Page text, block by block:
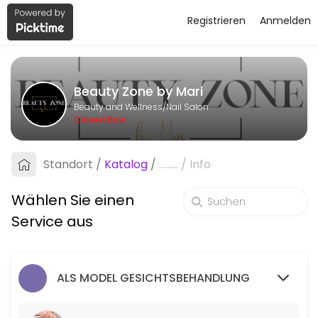
About Beauty Zone by Mari
Beauty Zone by Mari is a professional Nail Salon offering
Services Offered
VOLLBEHANDLUNG Natur\Farbe
120 min · EUR79.0
60 min · EUR55.0
90 min · EUR59.0
VOLLBEHANDLUNG French\Verlauf
Anmelden
Registrieren
Beauty Zone by Mari
Beauty and Wellness/Nail Salon
Closed Now
Standort / Katalog / ......... / Info
Wählen Sie einen
Service aus
ALS MODEL GESICHTSBEHANDLUNG